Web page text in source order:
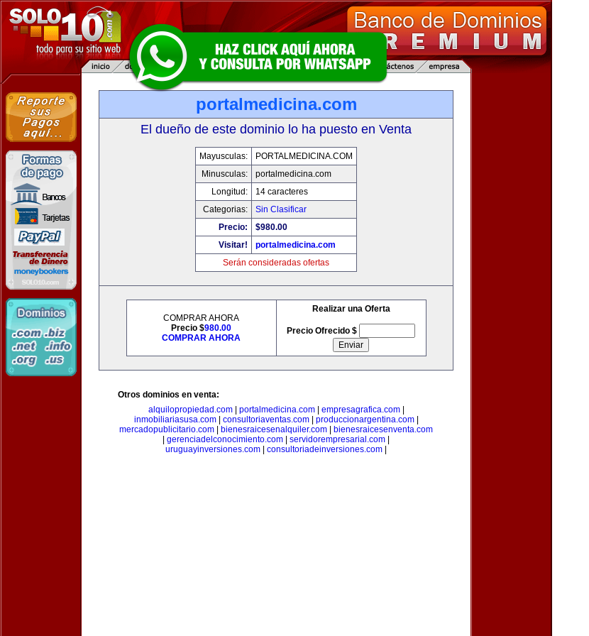
portalmedicina.com
El dueño de este dominio lo ha puesto en Venta
Mayusculas:
PORTALMEDICINA.COM
Minusculas:
portalmedicina.com
Longitud:
14 caracteres
Categorias:
Sin Clasificar
Precio:
$980.00
Visitar!
portalmedicina.com
Serán consideradas ofertas
COMPRAR AHORA
Precio $980.00
COMPRAR AHORA
Realizar una Oferta
Precio Ofrecido $
Otros dominios en venta:
alquilopropiedad.com| portalmedicina.com| empresagrafica.com|
inmobiliariasusa.com| consultoriaventas.com| produccionargentina.com|
mercadopublicitario.com
bienesraicesenalquiler.com
bienesraicesenventa.com
gerenciadelconocimiento.com servidorempresarial.com
uruguayinversiones.com
consultoriadeinversiones.com